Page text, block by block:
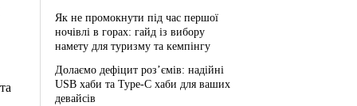
Як не промокнути під час першої
ночівлі в горах: гайд із вибору
намету для туризму та кемпінгу
Долаємо дефіцит роз’ємів: надійні
USB хаби та Type-C хаби для ваших
девайсів